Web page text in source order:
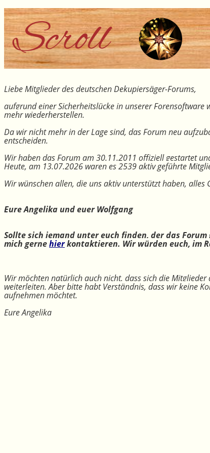
Liebe Mitglieder des deutschen Dekupiersäger-Forums,
aufgrund einer Sicherheitslücke in unserer
mehr wiederherstellen.
Da wir nicht mehr in der Lage sind, das Forum neu
entscheiden.
Wir haben das Forum am 30.11.2011 offiziell gestartet
Heute, am 13.07.2026 waren es 2539 aktiv geführte
Wir wünschen allen, die uns aktiv unterstützt haben,
Eure Angelika und euer Wolfgang
Sollte sich jemand unter euch finden, der das
mich gernehierkontaktieren. Wir würden euch, im
Wir möchten natürlich auch nicht, dass sich die
weiterleiten. Aber bitte habt Verständnis, dass wir keine
aufnehmen möchtet.
Eure Angelika